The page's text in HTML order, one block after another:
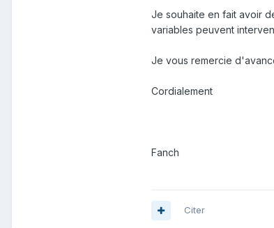
Je souhaite en fait avoir
variables peuvent
Je vous remercie
Cordialement
Fanch
Citer